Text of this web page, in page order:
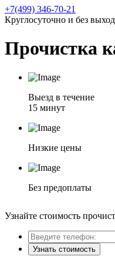
+7(499) 346-70-21
Круглосуточно и без
Прочистка
Выезд в течение
15 минут
Низкие цены
Без предоплаты
Узнайте стоимость
Узнать стоимость